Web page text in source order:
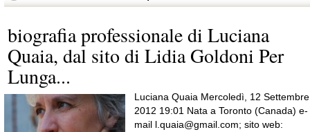
biografia professionale di Luciana
Quaia, dal sito di Lidia Goldoni Per
Lunga...
Luciana Quaia Mercoledì, 12 Settembre
2012 19:01 Nata a Toronto (Canada) e-
mail l.quaia@gmail.com; sito web: